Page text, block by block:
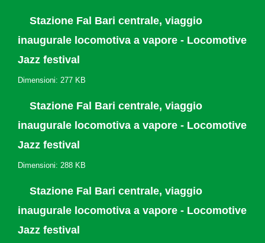
Stazione Fal Bari centrale, viaggio
inaugurale locomotiva a vapore - Locomotive
Jazz festival
Dimensioni: 277 KB
Stazione Fal Bari centrale, viaggio
inaugurale locomotiva a vapore - Locomotive
Jazz festival
Dimensioni: 288 KB
Stazione Fal Bari centrale, viaggio
inaugurale locomotiva a vapore - Locomotive
Jazz festival